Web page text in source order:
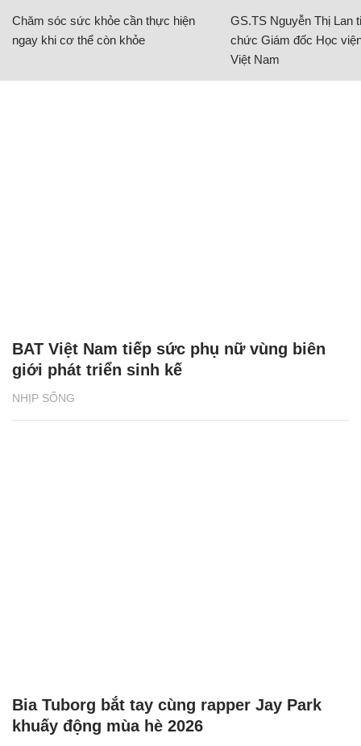
Chăm sóc sức khỏe cần thực hiện
ngay khi cơ thể còn khỏe
GS.TS Nguyễn Thị Lan
chức Giám đốc Học
Việt Nam
NHỊP SỐNG
BAT Việt Nam tiếp sức phụ nữ vùng biên
giới phát triển sinh kế
Bia Tuborg bắt tay cùng rapper Jay Park
khuấy động mùa hè 2026